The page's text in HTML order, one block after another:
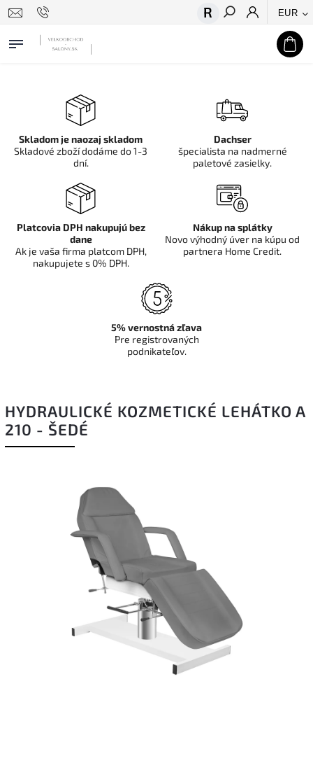
EUR
Hľadať
HYDRAULICKÉ KOZMETICKÉ LEHÁTKO A
210 - ŠEDÉ
Skladom je naozaj skladom
Skladové zboží dodáme do 1-3
dní.
Dachser
špecialista na nadmerné
paletové zasielky.
Platcovia DPH nakupujú bez
dane
Ak je vaša firma platcom DPH,
nakupujete s 0% DPH.
Nákup na splátky
Novo výhodný úver na kúpu od
partnera Home Credit.
5% vernostná zľava
Pre registrovaných
podnikateľov.